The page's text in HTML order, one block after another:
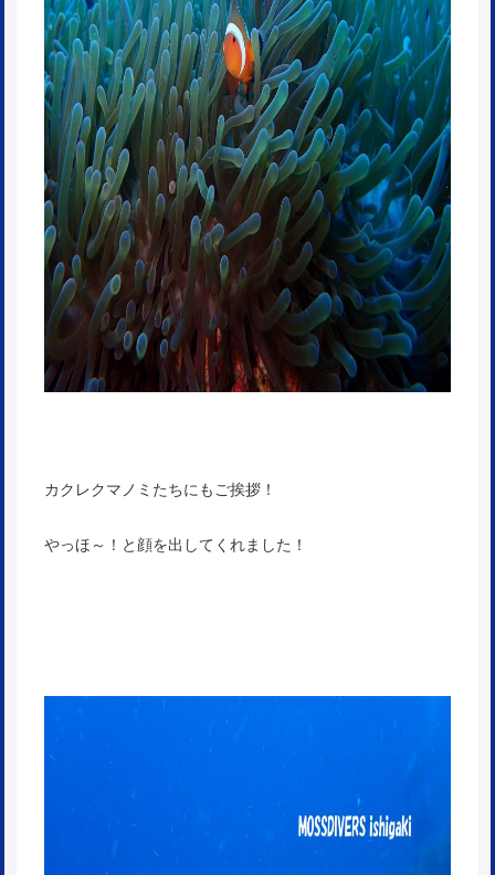
カクレクマノミたちにもご挨拶！
やっほ～！と顔を出してくれました！